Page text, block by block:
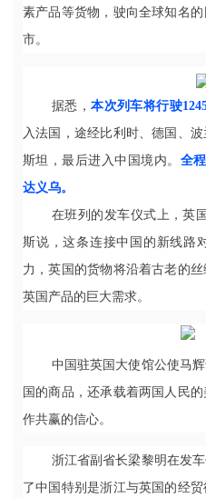
素产品等货物，驶向全球知名
市。
据悉，本次列车将行驶
入法国，途经比利时、德国、
斯坦，最后进入中国境内。 全
达义乌。
在班列的发车仪式上，英
斯说，这条连接中国的新线路
力，英国的货物将沿着古老的
英国产品的巨大需求。
中国驻英国大使馆公使马
国的商品，还承载着两国人民
作共赢的信心。
浙江省副省长梁黎明在发
了中国特别是浙江与英国的经